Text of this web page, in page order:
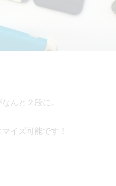
んと２段に。
イズ可能です！